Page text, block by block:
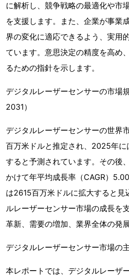
に解析し、競争戦略の最適化や市
を支援します。また、企業が事業
界の変化に適応できるよう、実用
ています。意思決定の精度を高め
るための指針を示します。
デジタルレーザーセンサーの市場
2031）
デジタルレーザーセンサーの世界
百万米ドルと推定され、2025年
すると予測されています。その後
かけて年平均成長率（CAGR）
は2615百万米ドルに拡大すると見
ルレーザーセンサー市場の成長を
革新、需要の増加、業界全体の発
デジタルレーザーセンサー市場の
本レポートでは、デジタルレーザ